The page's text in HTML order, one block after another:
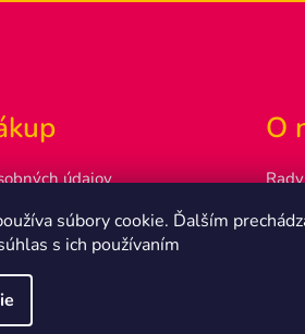
súbory cookie. Ďalším
s ich používaním
údajov
doprava
O